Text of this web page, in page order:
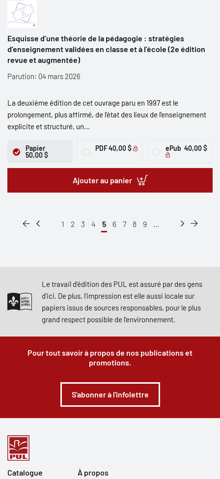
Esquisse d’une théorie de la pédagogie : stratégies
d’enseignement validées en classe et à l’école (2e édition
revue et augmentée)
Parution: 04 mars 2026
La deuxième édition de cet ouvrage paru en 1997 est le
prolongement, plus affirmé, de l'état des lieux de l'enseignement
explicite et structuré, un...
Papier
50,00 $
PDF40,00 $ ePub 40,00 $
Ajouter au panier
1 2 3 4 5 6 7 8 9 ...
Le travail d'édition des PUL est assuré par des gens
d'ici. De plus, l'impression est elle aussi locale sur
papiers issus de sources responsables, pour le plus
grand respect possible de l'environnement.
Pour tout savoir à propos de nos publications et
promotions.
S'abonner à l'infolettre
Catalogue À propos